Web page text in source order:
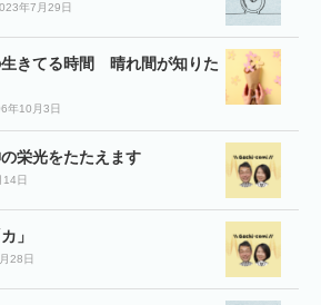
年7月29日
きてる時間 晴れ間が知りた
年10月3日
栄光をたたえます
日
」
28日